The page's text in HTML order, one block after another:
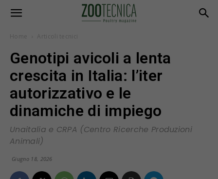
Home Articoli tecnici
Genotipi avicoli a lenta
crescita in Italia: l’iter
autorizzativo e le
dinamiche di impiego
Unaitalia e CRPA (Centro Ricerche Produzioni
Animali)
Giugno 18, 2026